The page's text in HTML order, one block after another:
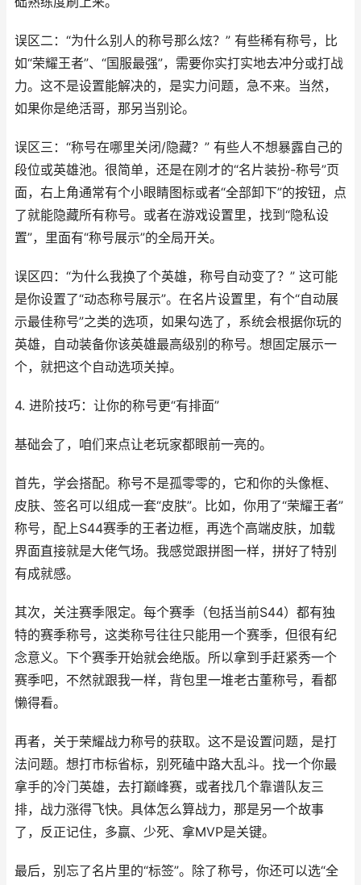
误区二：“为什么别人的称号那么炫？” 有些稀有称号，比
如“荣耀王者”、“国服最强”，需要你实打实地去冲分或打战
力。这不是设置能解决的，是实力问题，急不来。当然，
如果你是绝活哥，那另当别论。
误区三：“称号在哪里关闭/隐藏？” 有些人不想暴露自己的
段位或英雄池。很简单，还是在刚才的“名片装扮-称号”页
面，右上角通常有个小眼睛图标或者“全部卸下”的按钮，点
了就能隐藏所有称号。或者在游戏设置里，找到“隐私设
置”，里面有“称号展示”的全局开关。
误区四：“为什么我换了个英雄，称号自动变了？” 这可能
是你设置了“动态称号展示”。在名片设置里，有个“自动展
示最佳称号”之类的选项，如果勾选了，系统会根据你玩的
英雄，自动装备你该英雄最高级别的称号。想固定展示一
个，就把这个自动选项关掉。
4. 进阶技巧：让你的称号更“有排面”
基础会了，咱们来点让老玩家都眼前一亮的。
首先，学会搭配。称号不是孤零零的，它和你的头像框、
皮肤、签名可以组成一套“皮肤”。比如，你用了“荣耀王者”
称号，配上S44赛季的王者边框，再选个高端皮肤，加载
界面直接就是大佬气场。我感觉跟拼图一样，拼好了特别
有成就感。
其次，关注赛季限定。每个赛季（包括当前S44）都有独
特的赛季称号，这类称号往往只能用一个赛季，但很有纪
念意义。下个赛季开始就会绝版。所以拿到手赶紧秀一个
赛季吧，不然就跟我一样，背包里一堆老古董称号，看都
懒得看。
再者，关于荣耀战力称号的获取。这不是设置问题，是打
法问题。想打市标省标，别死磕中路大乱斗。找一个你最
拿手的冷门英雄，去打巅峰赛，或者找几个靠谱队友三
排，战力涨得飞快。具体怎么算战力，那是另一个故事
了，反正记住，多赢、少死、拿MVP是关键。
最后，别忘了名片里的“标签”。除了称号，你还可以选“全